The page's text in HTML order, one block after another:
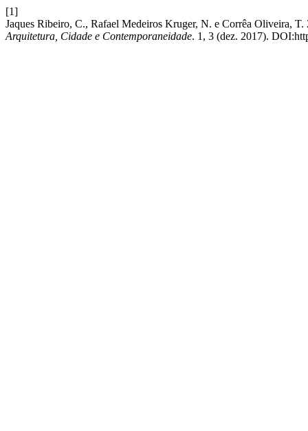
[1]
Jaques Ribeiro, C., Rafael Medeiros Kruger, N. e Corrêa Oliveira,
Arquitetura, Cidade e Contemporaneidade. 1, 3 (dez. 2017).